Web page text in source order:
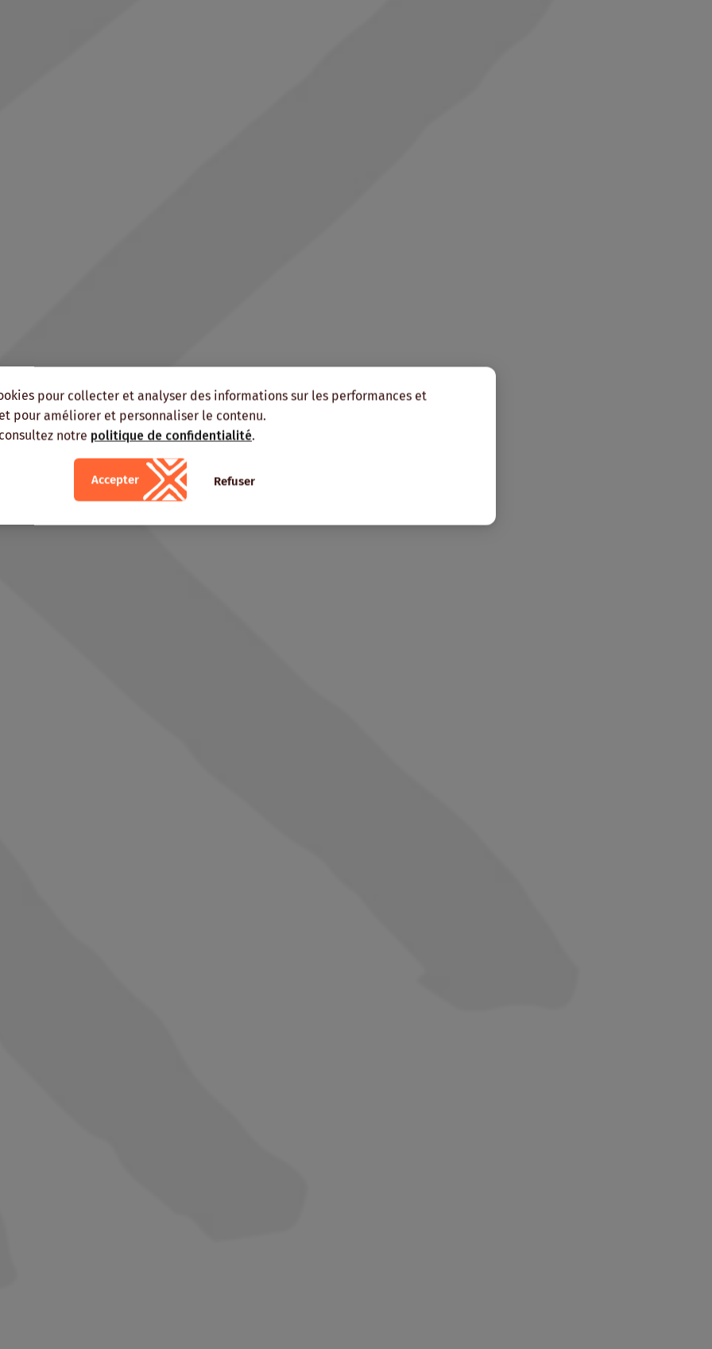
pour collecter et analyser des informations sur les performances et
pour améliorer et personnaliser le contenu.
notre politique de confidentialité.
Accepter Refuser